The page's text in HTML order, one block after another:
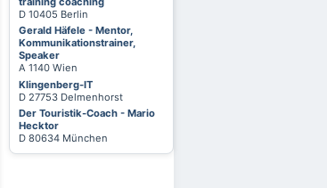
D 10405 Berlin
Gerald Häfele - Mentor,
Kommunikationstrainer,
Speaker
A 1140 Wien
Klingenberg-IT
D 27753 Delmenhorst
Der Touristik-Coach - Mario
Hecktor
D 80634 München